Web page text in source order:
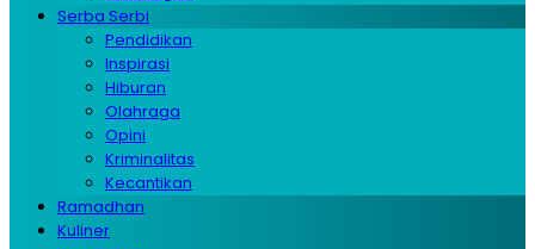
Serba Serbi
Pendidikan
Inspirasi
Hiburan
Olahraga
Opini
Kriminalitas
Kecantikan
Ramadhan
Kuliner